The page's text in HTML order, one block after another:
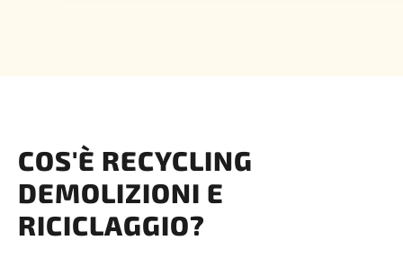
COS'È RECYCLING
DEMOLIZIONI E
RICICLAGGIO?